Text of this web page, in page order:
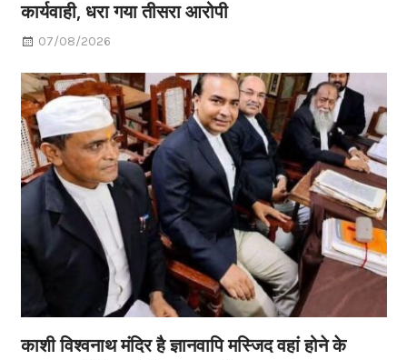
कार्यवाही, धरा गया तीसरा आरोपी
07/08/2026
काशी विश्वनाथ मंदिर है ज्ञानवापि मस्जिद वहां होने के